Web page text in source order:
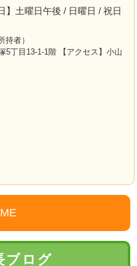
】土曜日午後 / 日曜日 / 祝日
者）
5丁目13-1-1階 【アクセス】小山
ブログ